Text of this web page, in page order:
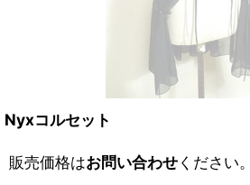
Nyxコルセット
販売価格はお問い合わせください。